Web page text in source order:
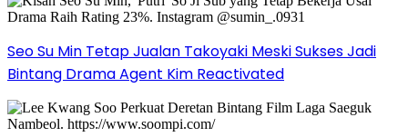
Seo Su Min Tetap Jualan Takoyaki Meski Sukses Jadi
Bintang Drama Agent Kim Reactivated